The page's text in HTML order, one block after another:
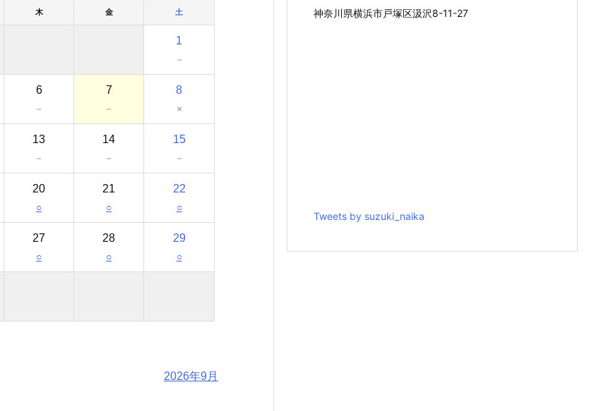
木 金 土
1
－
6
－
7
－
8
×
13
－
14
－
15
－
20
○
21
○
22
○
27
○
28
○
29
○
2026年9月
神奈川県横浜市戸塚区汲沢8-11-27
Tweets by suzuki_naika